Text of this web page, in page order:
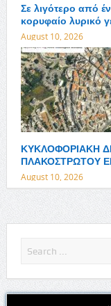
Σε λιγότερο από
κορυφαίο λυρικό
August 10, 2026
ΚΥΚΛΟΦΟΡΙΑΚΗ
ΠΛΑΚΟΣΤΡΩΤΟΥ
August 10, 2026